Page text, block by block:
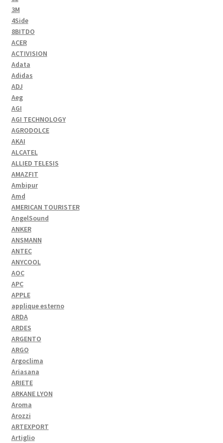
3M
4Side
8BITDO
ACER
ACTIVISION
Adata
Adidas
ADJ
Aeg
AGI
AGI TECHNOLOGY
AGRODOLCE
AKAI
ALCATEL
ALLIED TELESIS
AMAZFIT
Ambipur
Amd
AMERICAN TOURISTER
AngelSound
ANKER
ANSMANN
ANTEC
ANYCOOL
AOC
APC
APPLE
applique esterno
ARDA
ARDES
ARGENTO
ARGO
Argoclima
Ariasana
ARIETE
ARKANE LYON
Aroma
Arozzi
ARTEXPORT
Artiglio